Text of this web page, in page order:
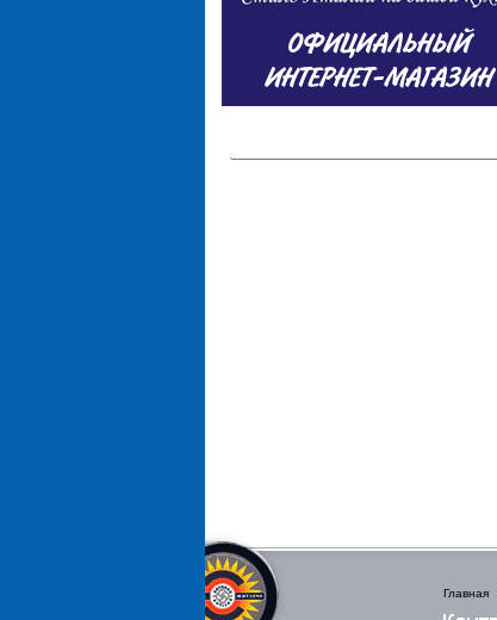
Главная